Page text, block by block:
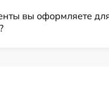
вы оформляете